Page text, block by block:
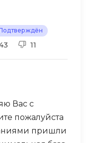
уроки
которые
вопросы и
11
Вас с
пожалуйста
пришли